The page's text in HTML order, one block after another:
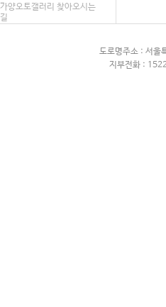
도로명주소 : 서울
지부전화 :
가양오토갤러리 찾아오시는
길